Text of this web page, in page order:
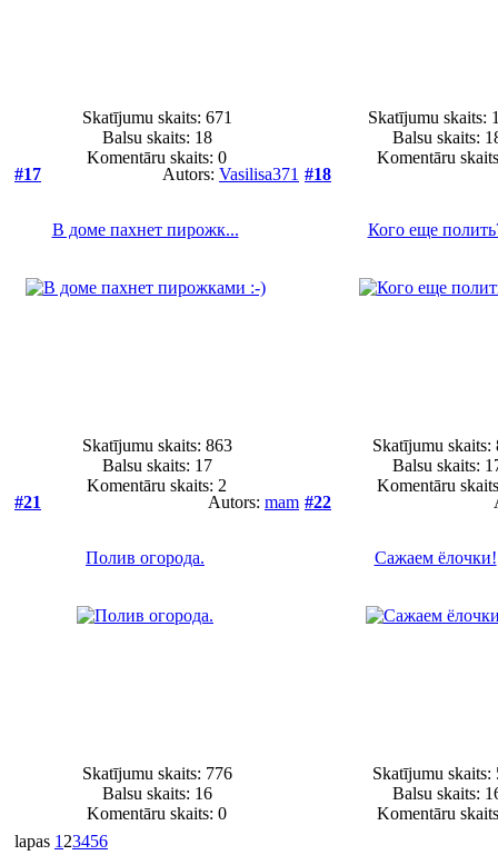
Skatījumu skaits: 671
Balsu skaits: 18
Komentāru skaits: 0
Skatījumu skaits:
Balsu skaits:
Komentāru
#17
Autors: Vasilisa371
В доме пахнет пирожк...
Skatījumu skaits: 863
Balsu skaits: 17
Komentāru skaits: 2
#18
Кого еще
Skatījumu skaits:
Balsu skaits:
Komentāru
#21
Autors: mam
Полив огорода.
Skatījumu skaits: 776
Balsu skaits: 16
Komentāru skaits: 0
#22
Сажаем ёлочки!
Skatījumu skaits:
Balsu skaits:
Komentāru
lapas 1 23456